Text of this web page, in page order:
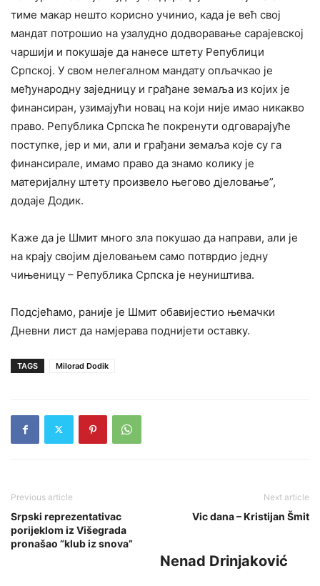
тиме макар нешто корисно учинио, када је већ свој
мандат потрошио на узалудно додворавање сарајевској
чаршији и покушаје да нанесе штету Републици
Српској. У свом нелегалном мандату опљачкао је
међународну заједницу и грађане земаља из којих је
финансиран, узимајући новац на који није имао никакво
право. Република Српска ће покренути одговарајуће
поступке, јер и ми, али и грађани земаља које су га
финансирале, имамо право да знамо колику је
материјалну штету произвело његово дјеловање”,
додаје Додик.
Каже да је Шмит много зла покушао да направи, али је
на крају својим дјеловањем само потврдио једну
чињеницу – Република Српска је неуништива.
Подсјећамо, раније је Шмит обавијестио њемачки
Дневни лист да намјерава поднијети оставку.
TAGS Milorad Dodik
Previous article
Srpski reprezentativac
porijeklom iz Višegrada
pronašao “klub iz snova”
Next article
Vic dana – Kristijan Šmit
Nenad Drinjaković